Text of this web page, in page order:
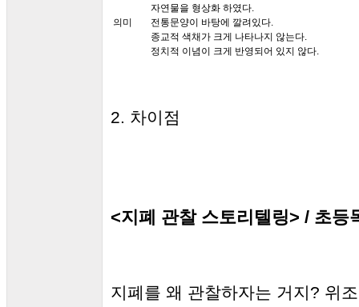
의미
자연물을 형상화 하였다.
전통문양이 바탕에 깔려있다.
종교적 색채가 크게 나타나지 않는다.
정치적 이념이 크게 반영되어 있지 않다.
2. 차이점
<지폐 관찰 스토리텔링> / 초등
지폐를 왜 관찰하자는 거지? 위